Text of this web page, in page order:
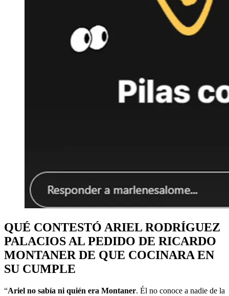
QUÉ CONTESTÓ ARIEL RODRÍGUEZ
PALACIOS AL PEDIDO DE RICARDO
MONTANER DE QUE COCINARA EN
SU CUMPLE
“Ariel no sabía ni quién era Montaner. Él no conoce a nadie de la